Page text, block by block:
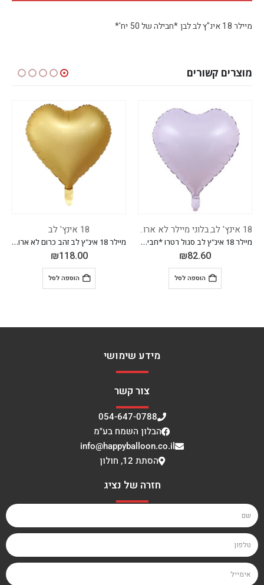
מיילר 18 אינ"ץ לב לבן *חבילה של 50 יח'*
מוצרים קשורים
מיילר 18 אינ"ץ לב סגול רטרו *חבילה של 50 יח'*
18 אינץ' לב
מיילר 18 אינ"ץ לב זהב כרום לא ארוז חבילה של 50 יח'
118.00
הוספה לסל
18 אינץ' לב
82.60
הוספה לסל
מידע שימושי
צור קשר
054-647-0788
הבלון השמח בע"מ
info@happyballoon.co.il
הסתת 12, חולון
חזרה של נציג